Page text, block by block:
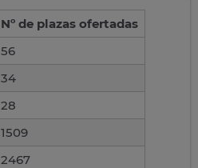
Nº de plazas ofertadas
56
34
28
1509
2467